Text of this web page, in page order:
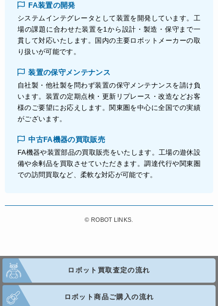
ロボット買取査定の流れ
ロボット商品ご購入の流れ
FA装置の開発
システムインテグレータとして装置を開発しています。工
場の課題に合わせた装置を1から設計・製造・保守まで一
貫して対応いたします。国内の主要ロボットメーカーの取
り扱いが可能です。
装置の保守メンテナンス
自社製・他社製を問わず装置の保守メンテナンスを請け負
います。装置の定期点検・更新リプレース・改造などお客
様のご要望にお応えします。関東圏を中心に全国での実績
がございます。
中古FA機器の買取販売
FA機器や装置部品の買取販売をいたします。工場の遊休設
備や余剰品を買取させていただきます。調達代行や関東圏
での訪問買取など、柔軟な対応が可能です。
© ROBOT LINKS.